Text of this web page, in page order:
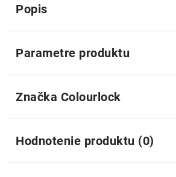
Popis
Parametre produktu
Značka Colourlock
Hodnotenie produktu (0)